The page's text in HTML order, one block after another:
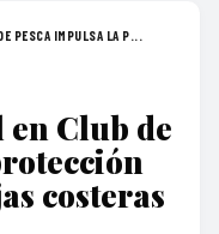
PESCA IMPULSA LA P...
Club de
costeras